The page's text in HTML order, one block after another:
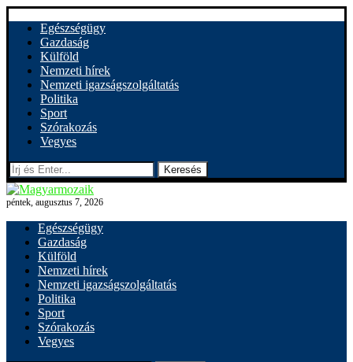
Egészségügy
Gazdaság
Külföld
Nemzeti hírek
Nemzeti igazságszolgáltatás
Politika
Sport
Szórakozás
Vegyes
Keresés
péntek, augusztus 7, 2026
Egészségügy
Gazdaság
Külföld
Nemzeti hírek
Nemzeti igazságszolgáltatás
Politika
Sport
Szórakozás
Vegyes